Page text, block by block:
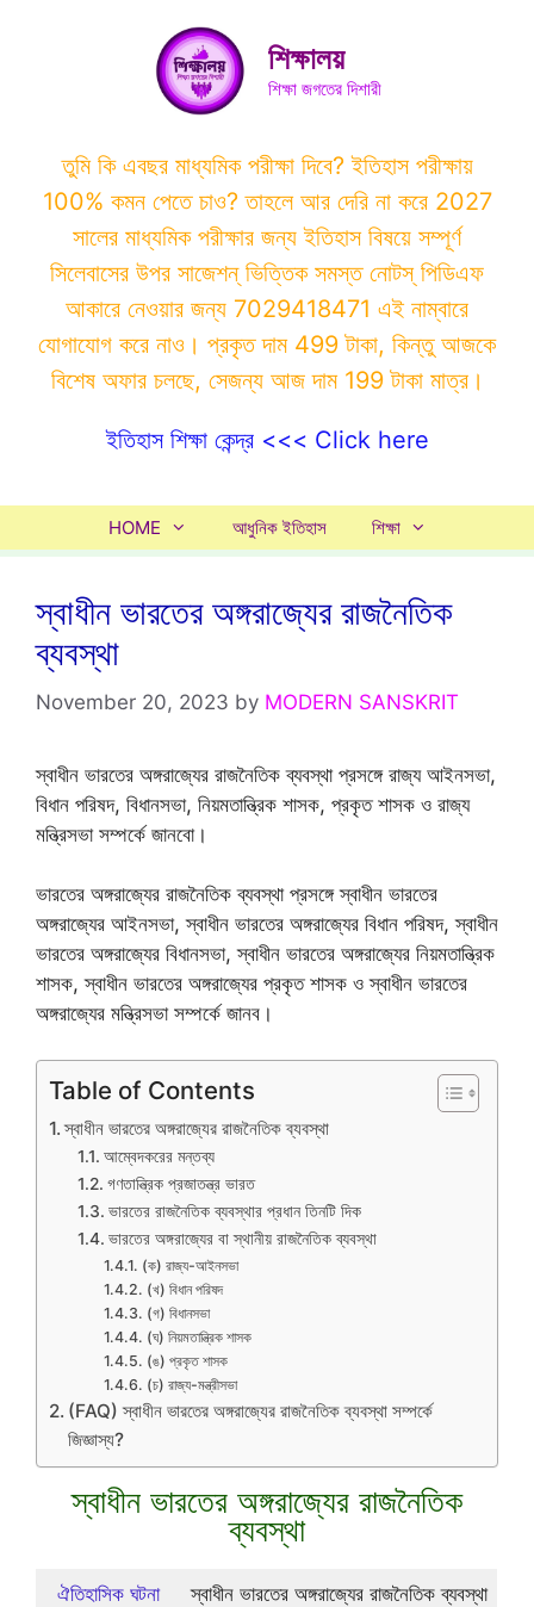
শিক্ষালয়
শিক্ষা জগতের দিশারী
তুমি কি এবছর মাধ্যমিক পরীক্ষা দিবে? ইতিহাস পরীক্ষায়
100% কমন পেতে চাও? তাহলে আর দেরি না করে 2027
সালের মাধ্যমিক পরীক্ষার জন্য ইতিহাস বিষয়ে সম্পূর্ণ
সিলেবাসের উপর সাজেশন্ ভিত্তিক সমস্ত নোটস্ পিডিএফ
আকারে নেওয়ার জন্য 7029418471 এই নাম্বারে
যোগাযোগ করে নাও। প্রকৃত দাম 499 টাকা, কিন্তু আজকে
বিশেষ অফার চলছে, সেজন্য আজ দাম 199 টাকা মাত্র।
ইতিহাস শিক্ষা কেন্দ্র <<< Click here
HOME আধুনিক ইতিহাস শিক্ষা
স্বাধীন ভারতের অঙ্গরাজ্যের রাজনৈতিক
ব্যবস্থা
November 20, 2023 by MODERN SANSKRIT
স্বাধীন ভারতের অঙ্গরাজ্যের রাজনৈতিক ব্যবস্থা প্রসঙ্গে রাজ্য আইনসভা,
বিধান পরিষদ, বিধানসভা, নিয়মতান্ত্রিক শাসক, প্রকৃত শাসক ও রাজ্য
মন্ত্রিসভা সম্পর্কে জানবো।
ভারতের অঙ্গরাজ্যের রাজনৈতিক ব্যবস্থা প্রসঙ্গে স্বাধীন ভারতের
অঙ্গরাজ্যের আইনসভা, স্বাধীন ভারতের অঙ্গরাজ্যের বিধান পরিষদ, স্বাধীন
ভারতের অঙ্গরাজ্যের বিধানসভা, স্বাধীন ভারতের অঙ্গরাজ্যের নিয়মতান্ত্রিক
শাসক, স্বাধীন ভারতের অঙ্গরাজ্যের প্রকৃত শাসক ও স্বাধীন ভারতের
অঙ্গরাজ্যের মন্ত্রিসভা সম্পর্কে জানব।
Table of Contents
স্বাধীন ভারতের অঙ্গরাজ্যের রাজনৈতিক ব্যবস্থা
আম্বেদকরের মন্তব্য
গণতান্ত্রিক প্রজাতন্ত্র ভারত
ভারতের রাজনৈতিক ব্যবস্থার প্রধান তিনটি দিক
ভারতের অঙ্গরাজ্যের বা স্থানীয় রাজনৈতিক ব্যবস্থা
(ক) রাজ্য-আইনসভা
(খ) বিধান পরিষদ
(গ) বিধানসভা
(ঘ) নিয়মতান্ত্রিক শাসক
(ঙ) প্রকৃত শাসক
(চ) রাজ্য-মন্ত্রীসভা
(FAQ) স্বাধীন ভারতের অঙ্গরাজ্যের রাজনৈতিক ব্যবস্থা সম্পর্কে
জিজ্ঞাস্য?
স্বাধীন ভারতের অঙ্গরাজ্যের রাজনৈতিক
ব্যবস্থা
ঐতিহাসিক ঘটনা স্বাধীন ভারতের অঙ্গরাজ্যের রাজনৈতিক ব্যবস্থা